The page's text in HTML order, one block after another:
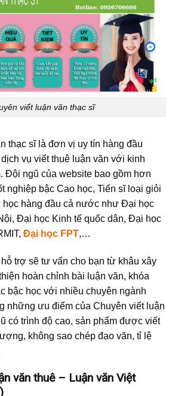
viết luận văn thạc sĩ
thạc sĩ là đơn vị uy tín hàng đầu
vụ viết thuê luận văn với kinh
Đội ngũ của website bao gồm hơn
nghiệp bậc Cao học, Tiến sĩ loại giỏi
hàng đầu cả nước như Đại học
Đại học Kinh tế quốc dân, Đại học
Đại học FPT,…
trợ sẽ tư vấn cho bạn từ khâu xây
hoàn chỉnh bài luận văn, khóa
bậc học với nhiều chuyên ngành
những ưu điểm của Chuyên viết luận
có trình độ cao, sản phẩm được viết
không sao chép đạo văn, tỉ lệ
văn thuê – Luận văn Việt